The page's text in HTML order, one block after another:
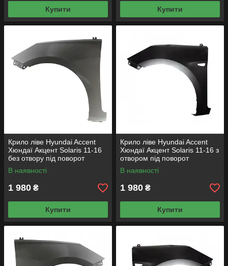
Купити Купити
Крило ліве Hyundai Accent
Хюндаї Акцент Solaris 11-16
без отвору під поворот
В наявності
1 980 ₴
Купити
Крило ліве Hyundai Accent
Хюндаї Акцент Solaris 11-16 з
отвором під поворот
В наявності
1 980 ₴
Купити